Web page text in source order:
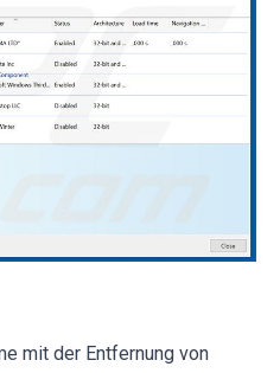
mit der Entfernung von